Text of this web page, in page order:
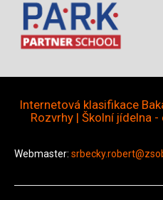
Internetová klasifikace
Rozvrhy | Školní jídelna -
Webmaster: